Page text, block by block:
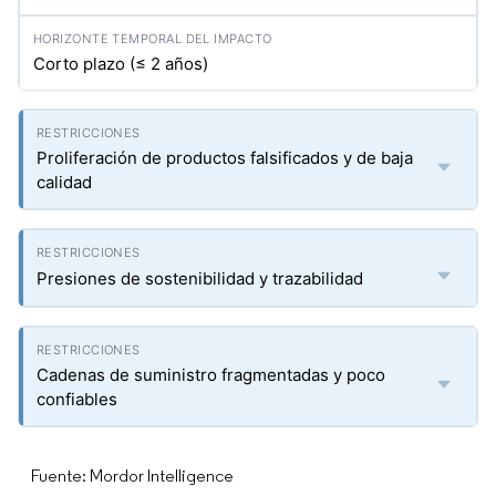
Corto plazo (≤ 2 años)
Proliferación de productos falsificados y de baja
calidad
Presiones de sostenibilidad y trazabilidad
Cadenas de suministro fragmentadas y poco
confiables
Fuente: Mordor Intelligence